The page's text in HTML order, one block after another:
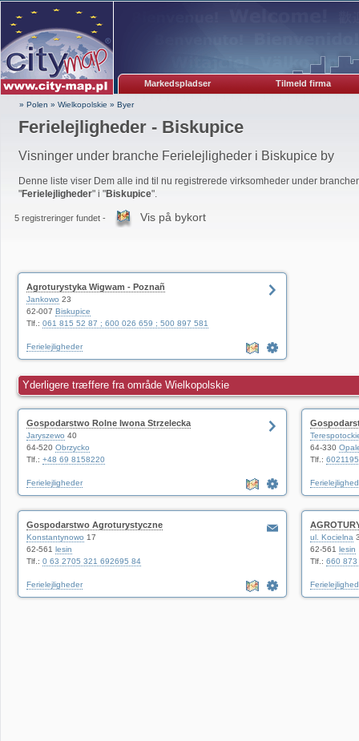
Markedspladser Tilmeld firma
» Polen » Wielkopolskie » Byer
Ferielejligheder - Biskupice
Visninger under branche Ferielejligheder i Biskupice by
Denne liste viser Dem alle ind til nu registrerede virksomheder under
"Ferielejligheder" i "Biskupice".
5 registreringer fundet - Vis på bykort
Agroturystyka Wigwam - Poznañ
Jankowo 23
62-007 Biskupice
Tlf.: 061 815 52 87 ; 600 026 659 ; 500 897 581
Ferielejligheder
Yderligere træffere fra område Wielkopolskie
Gospodarstwo Rolne Iwona Strzelecka
Jaryszewo 40
64-520 Obrzycko
Tlf.: +48 69 8158220
Ferielejligheder
64-330
Tlf.:
Gospodarstwo Agroturystyczne
Konstantynowo 17
62-561 lesin
Tlf.: 0 63 2705 321 692695 84
Ferielejligheder
ul. Kocielna
62-561 lesin
Tlf.: 660 873